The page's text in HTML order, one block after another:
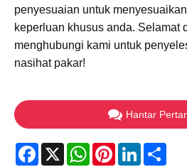
penyesuaian untuk
keperluan khusus anda. Selamat
menghubungi kami untuk
nasihat pakar!
Hantar
Facebook
X WhatsApp
PinterestLinkedIn